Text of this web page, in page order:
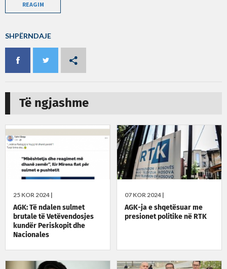
REAGIM
SHPËRNDAJE
Të ngjashme
25 KOR 2024 |
AGK: Të ndalen sulmet
brutale të Vetëvendosjes
kundër Periskopit dhe
Nacionales
07 KOR 2024 |
AGK-ja e shqetësuar me
presionet politike në RTK